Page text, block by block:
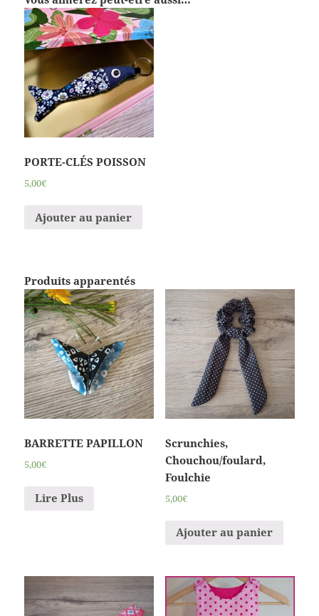
PORTE-CLÉS POISSON
5,00€
Ajouter au panier
Produits apparentés
BARRETTE PAPILLON
5,00€
Lire Plus
Scrunchies,
Chouchou/foulard,
Foulchie
5,00€
Ajouter au panier